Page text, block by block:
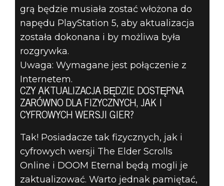
grą będzie musiała zostać włożona do
napędu PlayStation 5, aby aktualizacja
została dokonana i by możliwa była
rozgrywka.
Uwaga: Wymagane jest połączenie z
Internetem.
CZY AKTUALIZACJA BĘDZIE DOSTĘPNA
ZARÓWNO DLA FIZYCZNYCH, JAK I
CYFROWYCH WERSJI GIER?
Tak! Posiadacze tak fizycznych, jak i
cyfrowych wersji The Elder Scrolls
Online i DOOM Eternal będą mogli je
zaktualizować. Warto jednak pamiętać,